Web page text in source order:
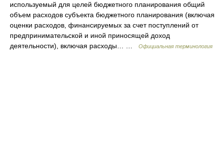
используемый для целей бюджетного планирования общий
объем расходов субъекта бюджетного планирования (включая
оценки расходов, финансируемых за счет поступлений от
предпринимательской и иной приносящей доход
деятельности), включая расходы… …
Официальная терминология